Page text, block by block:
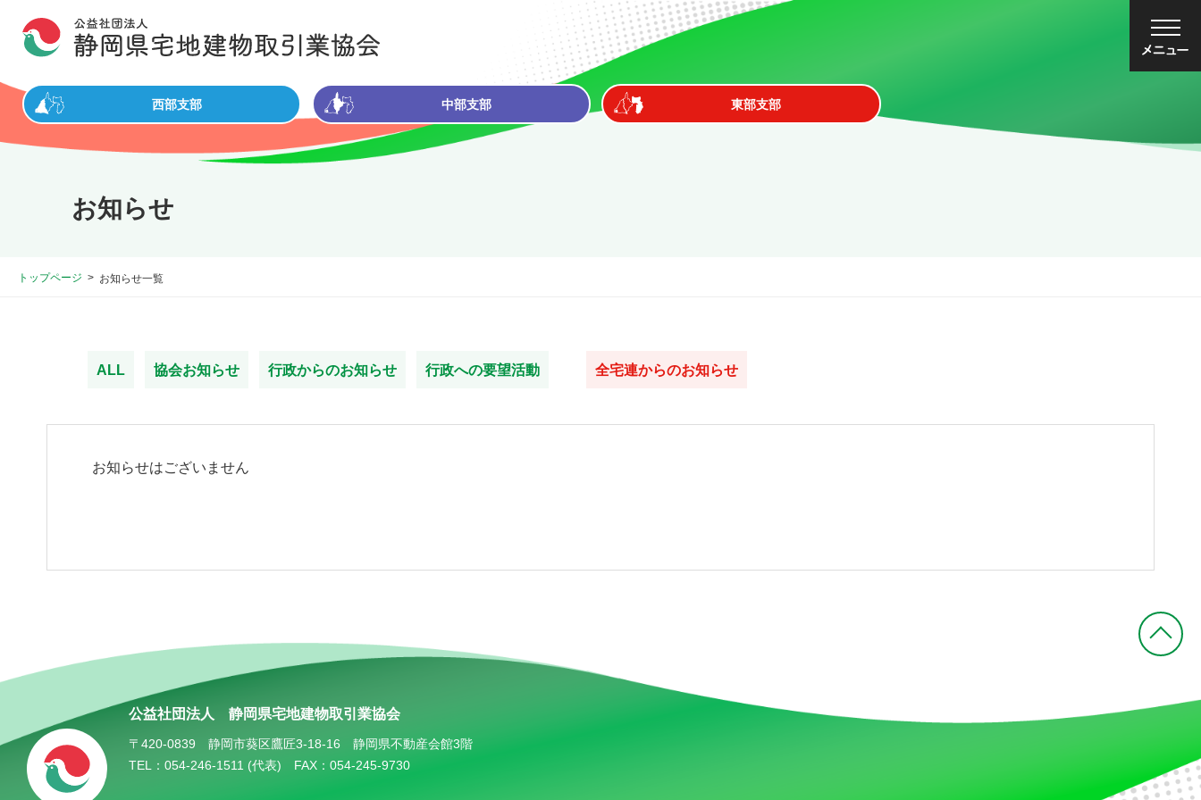
西部支部 中部支部 東部支部
お知らせ
トップページ お知らせ一覧
ALL 協会お知らせ 行政からのお知らせ 行政への要望活動 全宅連からのお知らせ
お知らせはございません
公益社団法人 静岡県宅地建物取引業協会
〒420-0839 静岡市葵区鷹匠3-18-16 静岡県不動産会館3階
TEL：054-246-1511 (代表) FAX：054-245-9730